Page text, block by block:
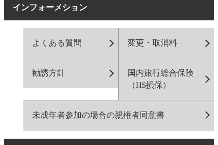
インフォーメション
よくある質問 変更・取消料
勧誘方針
国内旅行総合保険
（HS損保）
未成年者参加の場合の親権者同意書